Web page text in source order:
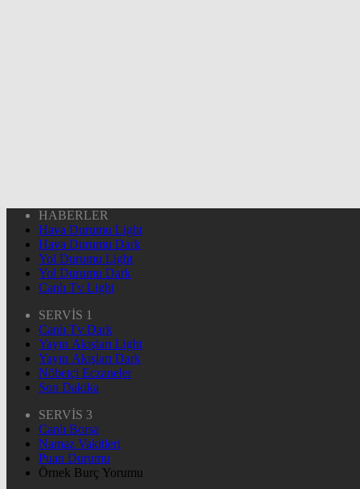
HABERLER
Hava Durumu Light
Hava Durumu Dark
Yol Durumu Light
Yol Durumu Dark
Canlı Tv Light
SERVİS 1
Canlı Tv Dark
Yayın Akışları Light
Yayın Akışları Dark
Nöbetçi Eczaneler
Son Dakika
SERVİS 3
Canlı Borsa
Namaz Vakitleri
Puan Durumu
Örnek Burç Yorumu